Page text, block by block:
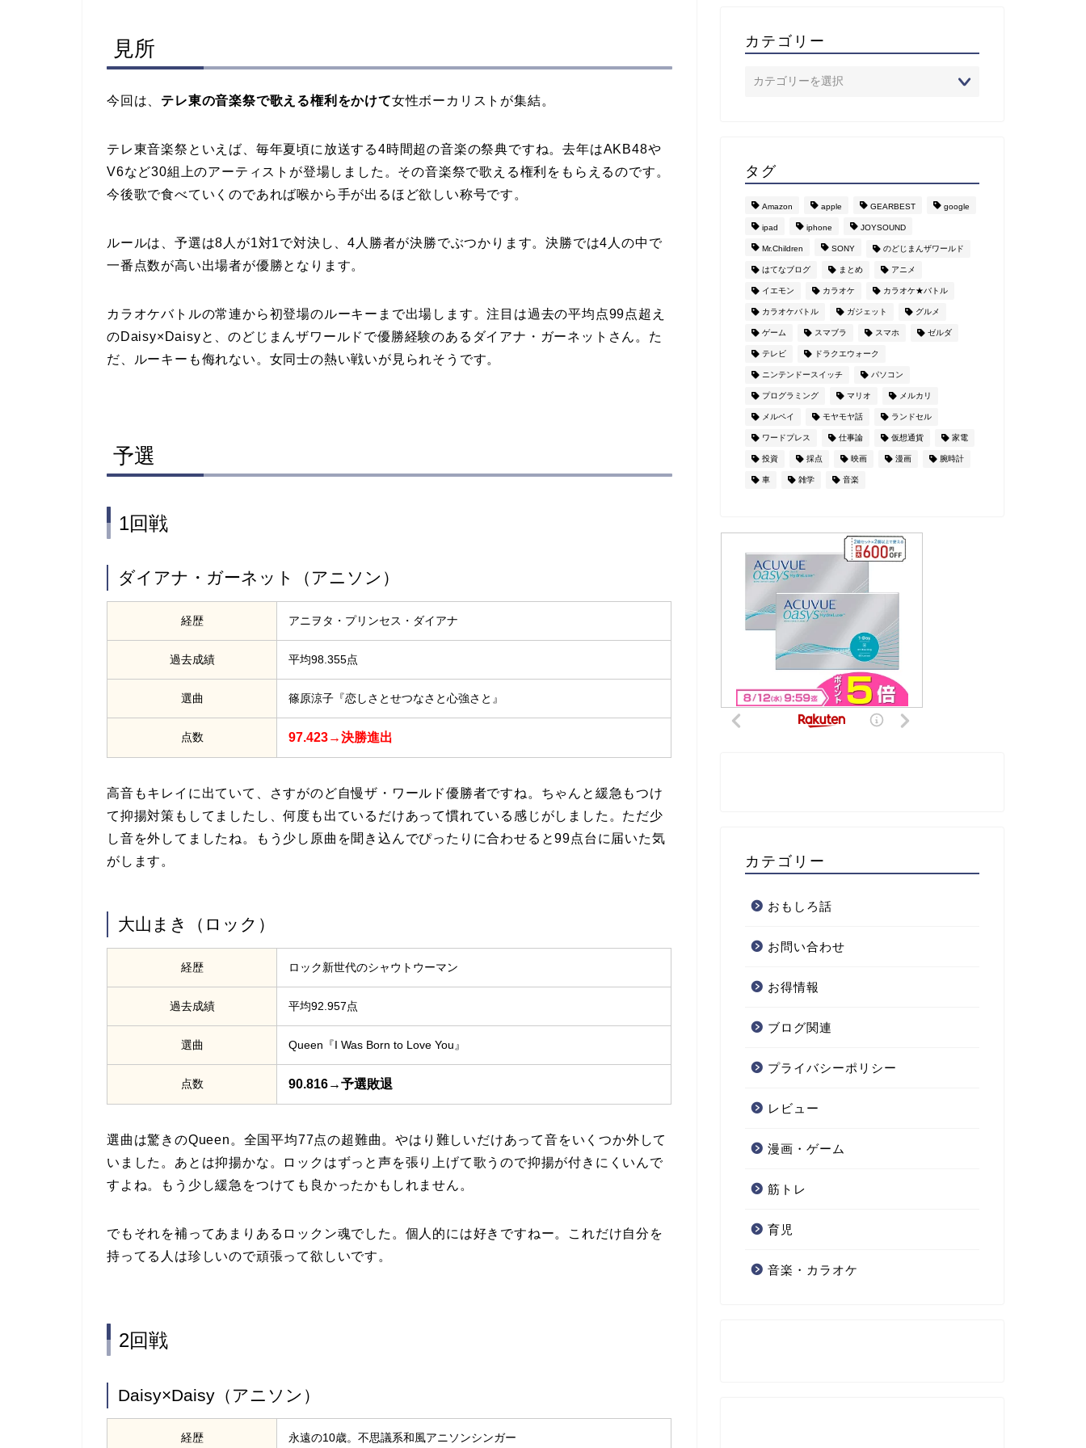
見所
今回は、 テレ東の音楽祭で歌える権利をかけて女性ボーカリストが集結。
テレ東音楽祭といえば、毎年夏頃に放送する4時間超の音楽の祭典ですね。去年はAKB48や
V6など30組上のアーティストが登場しました。その音楽祭で歌える権利をもらえるのです。
今後歌で食べていくのであれば喉から手が出るほど欲しい称号です。
ルールは、予選は8人が1対1で対決し、4人勝者が決勝でぶつかります。決勝では4人の中で
一番点数が高い出場者が優勝となります。
カラオケバトルの常連から初登場のルーキーまで出場します。注目は過去の平均点99点超え
のDaisy×Daisyと、のどじまんザワールドで優勝経験のあるダイアナ・ガーネットさん。た
だ、ルーキーも侮れない。女同士の熱い戦いが見られそうです。
予選
1回戦
ダイアナ・ガーネット（アニソン）
経歴 アニヲタ・プリンセス・ダイアナ
過去成績 平均98.355点
選曲 篠原涼子『恋しさとせつなさと心強さと』
点数 97.423→決勝進出
高音もキレイに出ていて、さすがのど自慢ザ・ワールド優勝者ですね。ちゃんと緩急もつけ
て抑揚対策もしてましたし、何度も出ているだけあって慣れている感じがしました。ただ少
し音を外してましたね。もう少し原曲を聞き込んでぴったりに合わせると99点台に届いた気
がします。
大山まき（ロック）
経歴 ロック新世代のシャウトウーマン
過去成績 平均92.957点
選曲 Queen『I Was Born to Love You』
点数 90.816→予選敗退
選曲は驚きのQueen。全国平均77点の超難曲。やはり難しいだけあって音をいくつか外して
いました。あとは抑揚かな。ロックはずっと声を張り上げて歌うので抑揚が付きにくいんで
すよね。もう少し緩急をつけても良かったかもしれません。
でもそれを補ってあまりあるロックン魂でした。個人的には好きですねー。これだけ自分を
持ってる人は珍しいので頑張って欲しいです。
2回戦
Daisy×Daisy（アニソン）
経歴 永遠の10歳。不思議系和風アニソンシンガー
カテゴリー
タグ
Amazon apple GEARBEST google
ipad iphone JOYSOUND
Mr.Children SONY のどじまんザワールド
はてなブログ まとめ アニメ
イエモン カラオケ カラオケ★バトル
カラオケバトル ガジェット グルメ
ゲーム スマブラ スマホ ゼルダ
テレビ ドラクエウォーク
ニンテンドースイッチ パソコン
プログラミング マリオ メルカリ
メルペイ モヤモヤ話 ランドセル
ワードプレス 仕事論 仮想通貨 家電
投資 採点 映画 漫画 腕時計
車 雑学 音楽
カテゴリー
おもしろ話
お問い合わせ
お得情報
ブログ関連
プライバシーポリシー
レビュー
漫画・ゲーム
筋トレ
育児
音楽・カラオケ